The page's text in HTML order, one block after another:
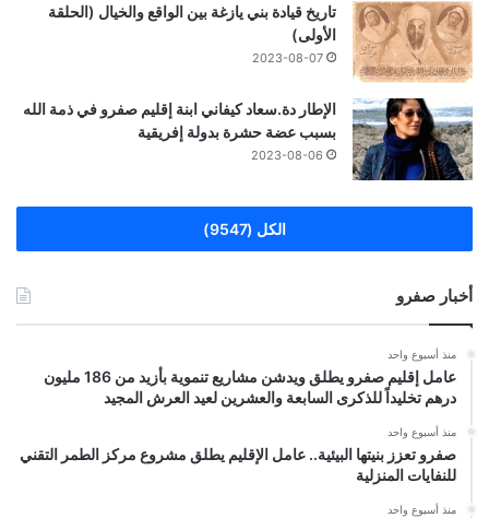
تاريخ قيادة بني يازغة بين الواقع والخيال (الحلقة
الأولى)
2023-08-07
الإطار دة.سعاد كيفاني ابنة إقليم صفرو في ذمة الله
بسبب عضة حشرة بدولة إفريقية
2023-08-06
الكل (9547)
أخبار صفرو
منذ أسبوع واحد
عامل إقليم صفرو يطلق ويدشن مشاريع تنموية بأزيد من 186 مليون
درهم تخليداً للذكرى السابعة والعشرين لعيد العرش المجيد
منذ أسبوع واحد
صفرو تعزز بنيتها البيئية.. عامل الإقليم يطلق مشروع مركز الطمر التقني
للنفايات المنزلية
منذ أسبوع واحد